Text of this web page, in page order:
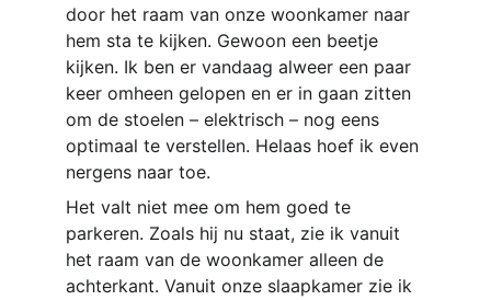
door het raam van onze woonkamer naar
hem sta te kijken. Gewoon een beetje
kijken. Ik ben er vandaag alweer een paar
keer omheen gelopen en er in gaan zitten
om de stoelen – elektrisch – nog eens
optimaal te verstellen. Helaas hoef ik even
nergens naar toe.
Het valt niet mee om hem goed te
parkeren. Zoals hij nu staat, zie ik vanuit
het raam van de woonkamer alleen de
achterkant. Vanuit onze slaapkamer zie ik